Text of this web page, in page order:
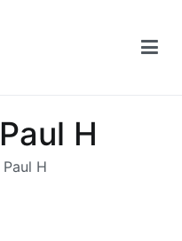
Paul H
Paul H